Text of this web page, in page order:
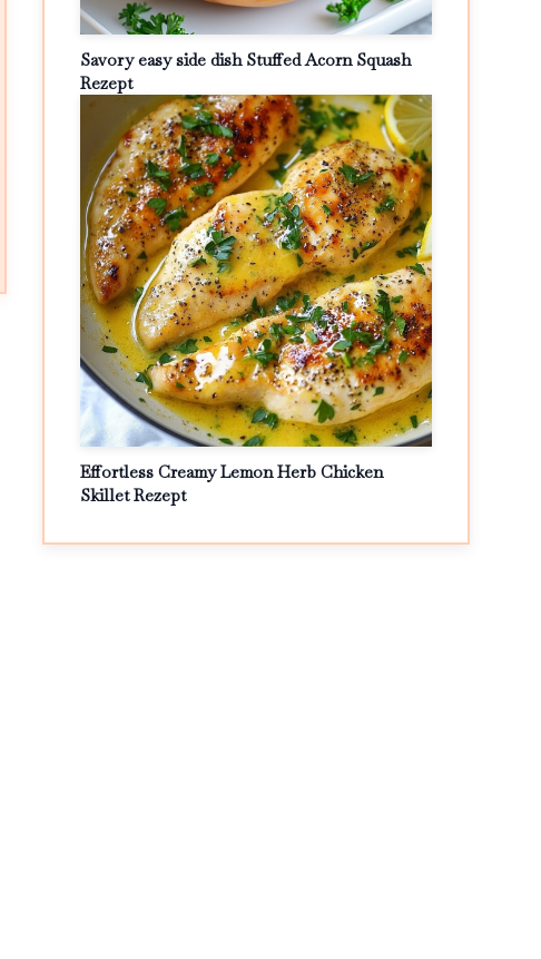
Savory easy side dish Stuffed Acorn Squash
Rezept
Effortless Creamy Lemon Herb Chicken
Skillet Rezept